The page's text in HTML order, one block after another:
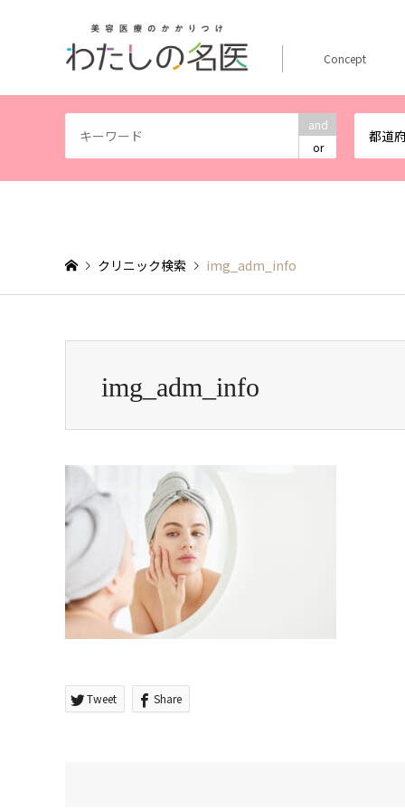
and
or
都道
Concept
クリニック検索 img_adm_info
img_adm_info
Tweet Share